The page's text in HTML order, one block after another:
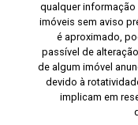
qualquer
imóveis sem aviso
é aproximado,
passível de
de algum imóvel
devido à
implicam em